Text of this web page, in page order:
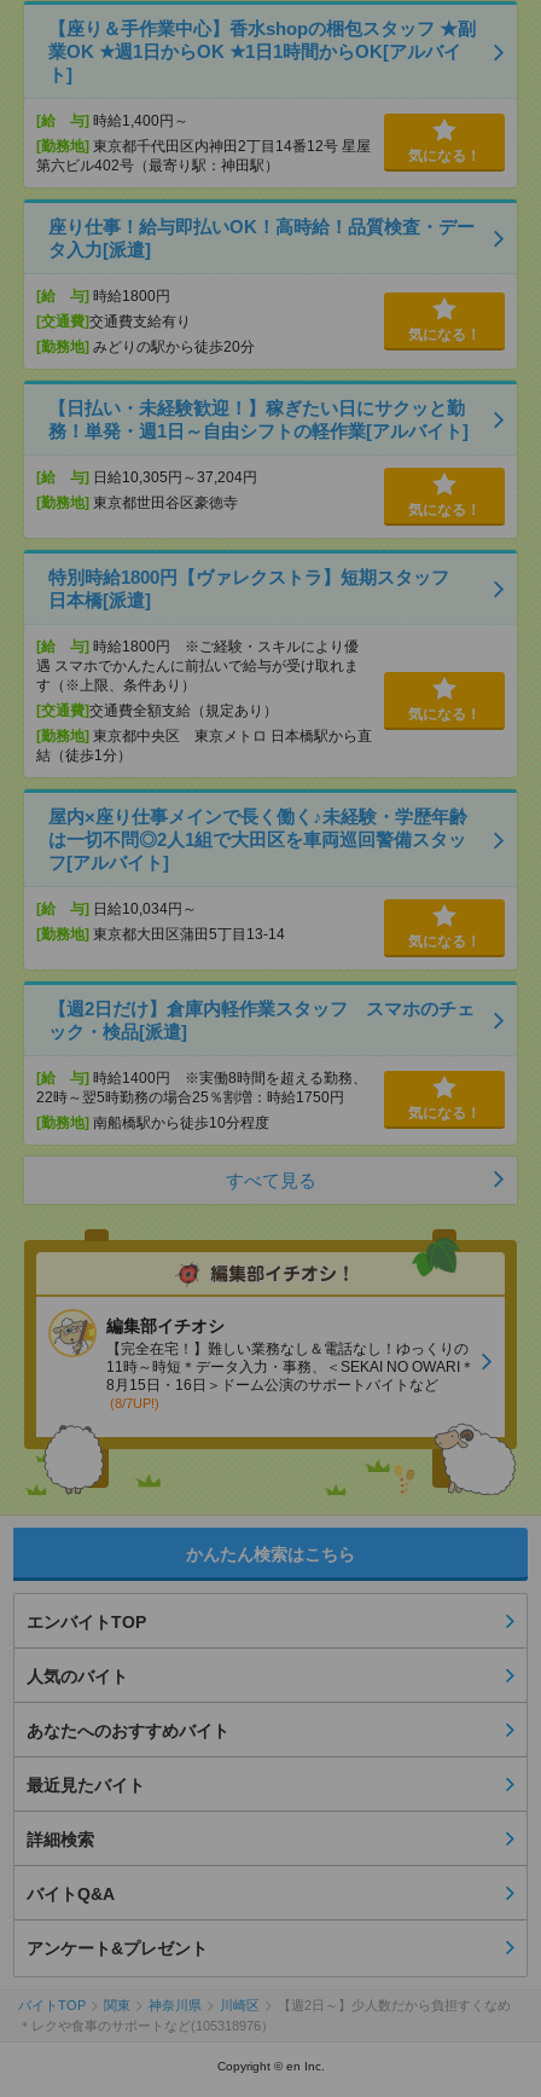
【座り＆手作業中心】香水shopの梱包スタッフ ★副
業OK ★週1日からOK ★1日1時間からOK[アルバイ
ト]
[給 与] 時給1,400円～
[勤務地] 東京都千代田区内神田2丁目14番12号 星屋
第六ビル402号（最寄り駅：神田駅）
気になる！
座り仕事！給与即払いOK！高時給！品質検査・デー
タ入力[派遣]
[給 与] 時給1800円
[交通費]交通費支給有り
[勤務地] みどりの駅から徒歩20分
気になる！
【日払い・未経験歓迎！】稼ぎたい日にサクッと勤
務！単発・週1日～自由シフトの軽作業[アルバイト]
[給 与] 日給10,305円～37,204円
[勤務地] 東京都世田谷区豪徳寺 気になる！
特別時給1800円【ヴァレクストラ】短期スタッフ
日本橋[派遣]
[給 与] 時給1800円 ※ご経験・スキルにより優
遇 スマホでかんたんに前払いで給与が受け取れま
す（※上限、条件あり）
[交通費]交通費全額支給（規定あり）
[勤務地] 東京都中央区 東京メトロ 日本橋駅から直
結（徒歩1分）
気になる！
屋内×座り仕事メインで長く働く♪未経験・学歴年齢
は一切不問◎2人1組で大田区を車両巡回警備スタッ
フ[アルバイト]
[給 与] 日給10,034円～
[勤務地] 東京都大田区蒲田5丁目13-14 気になる！
【週2日だけ】倉庫内軽作業スタッフ スマホのチェ
ック・検品[派遣]
[給 与] 時給1400円 ※実働8時間を超える勤務、
22時～翌5時勤務の場合25％割増：時給1750円
[勤務地] 南船橋駅から徒歩10分程度
気になる！
すべて見る
編集部イチオシ
【完全在宅！】難しい業務なし＆電話なし！ゆっくりの
11時～時短＊データ入力・事務、＜SEKAI NO OWARI＊
8月15日・16日＞ドーム公演のサポートバイトなど
(8/7UP!)
かんたん検索はこちら
エンバイトTOP
人気のバイト
あなたへのおすすめバイト
最近見たバイト
詳細検索
バイトQ&A
アンケート&プレゼント
バイトTOP 関東 神奈川県 川崎区
【週2日～】少人数だから負担すくなめ
＊レクや食事のサポートなど(105318976）
Copyright © en Inc.